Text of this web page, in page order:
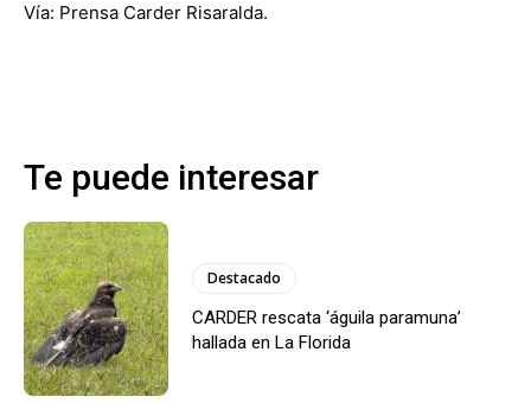
Vía: Prensa Carder Risaralda.
Te puede interesar
Destacado
CARDER rescata ‘águila paramuna’
hallada en La Florida